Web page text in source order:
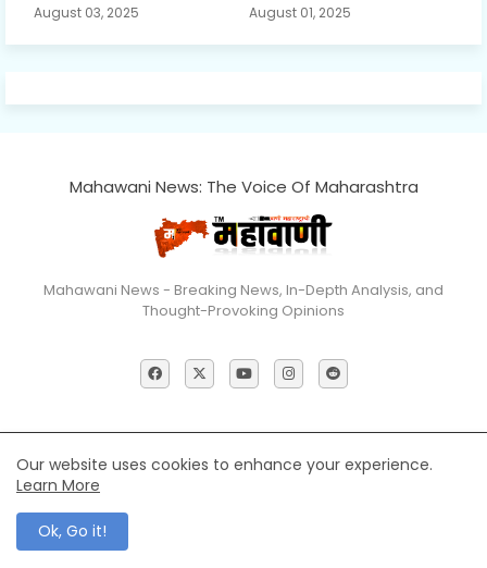
August 03, 2025 August 01, 2025
Mahawani News: The Voice Of Maharashtra
Mahawani News - Breaking News, In-Depth Analysis, and
Thought-Provoking Opinions
Home Contact us Privacy Policy
© 2026 Mahawani News All Rights Reserved
Our website uses cookies to enhance your experience.
Learn More
Ok, Go it!